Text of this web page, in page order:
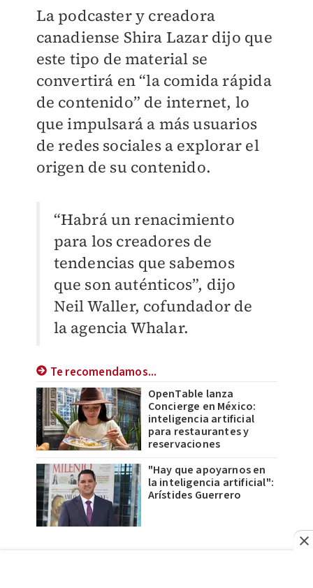
La podcaster y creadora
canadiense Shira Lazar dijo que
este tipo de material se
convertirá en “la comida rápida
de contenido” de internet, lo
que impulsará a más usuarios
de redes sociales a explorar el
origen de su contenido.
“Habrá un renacimiento
para los creadores de
tendencias que sabemos
que son auténticos”, dijo
Neil Waller, cofundador de
la agencia Whalar.
Te recomendamos...
OpenTable lanza
Concierge en México:
inteligencia artificial
para restaurantes y
reservaciones
"Hay que apoyarnos en
la inteligencia artificial":
Arístides Guerrero